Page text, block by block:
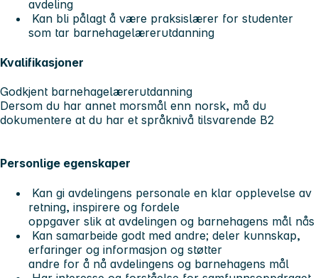
avdeling
Kan bli pålagt å være praksislærer for studenter
som tar barnehagelærerutdanning
Kvalifikasjoner
Godkjent barnehagelærerutdanning
Dersom du har annet morsmål enn norsk, må du
dokumentere at du har et språknivå tilsvarende B2
Personlige egenskaper
Kan gi avdelingens personale en klar opplevelse av
retning, inspirere og fordele
oppgaver slik at avdelingen og barnehagens mål nås
Kan samarbeide godt med andre; deler kunnskap,
erfaringer og informasjon og støtter
andre for å nå avdelingens og barnehagens mål